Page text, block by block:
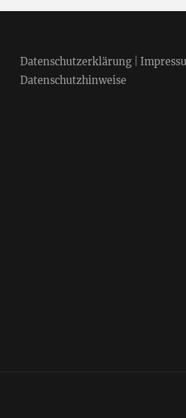
Datenschutzerklärung|
Datenschutzhinweise